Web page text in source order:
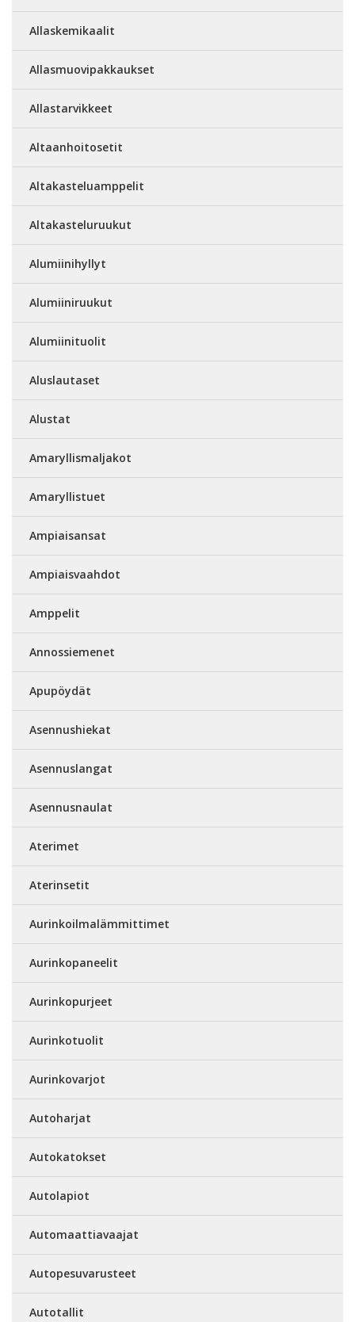
Allaskemikaalit
Allasmuovipakkaukset
Allastarvikkeet
Altaanhoitosetit
Altakasteluamppelit
Altakasteluruukut
Alumiinihyllyt
Alumiiniruukut
Alumiinituolit
Aluslautaset
Alustat
Amaryllismaljakot
Amaryllistuet
Ampiaisansat
Ampiaisvaahdot
Amppelit
Annossiemenet
Apupöydät
Asennushiekat
Asennuslangat
Asennusnaulat
Aterimet
Aterinsetit
Aurinkoilmalämmittimet
Aurinkopaneelit
Aurinkopurjeet
Aurinkotuolit
Aurinkovarjot
Autoharjat
Autokatokset
Autolapiot
Automaattiavaajat
Autopesuvarusteet
Autotallit